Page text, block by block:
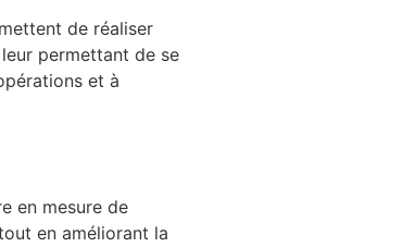
de réaliser
permettant de se
et à
en mesure de
en améliorant la